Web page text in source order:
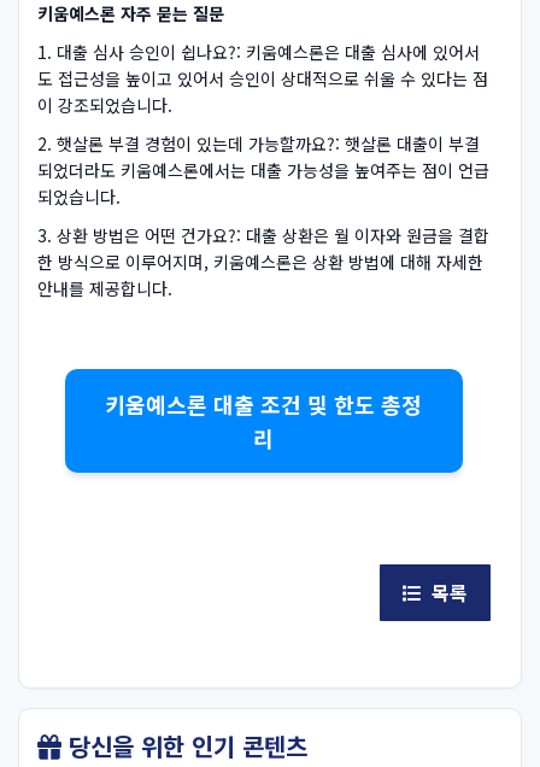
키움예스론 자주 묻는 질문
1. 대출 심사 승인이 쉽나요?: 키움예스론은 대출 심사에 있어서
도 접근성을 높이고 있어서 승인이 상대적으로 쉬울 수 있다는 점
이 강조되었습니다.
2. 햇살론 부결 경험이 있는데 가능할까요?: 햇살론 대출이 부결
되었더라도 키움예스론에서는 대출 가능성을 높여주는 점이 언급
되었습니다.
3. 상환 방법은 어떤 건가요?: 대출 상환은 월 이자와 원금을 결합
한 방식으로 이루어지며, 키움예스론은 상환 방법에 대해 자세한
안내를 제공합니다.
키움예스론 대출 조건 및 한도 총정
리
목록
당신을 위한 인기 콘텐츠